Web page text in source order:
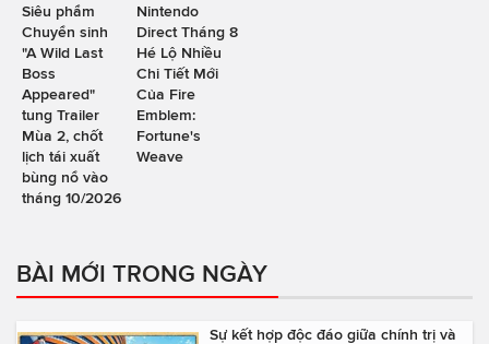
Siêu phẩm
Chuyển sinh
"A Wild Last
Boss
Appeared"
tung Trailer
Mùa 2, chốt
lịch tái xuất
bùng nổ vào
tháng 10/2026
Nintendo
Direct Tháng 8
Hé Lộ Nhiều
Chi Tiết Mới
Của Fire
Emblem:
Fortune's
Weave
BÀI MỚI TRONG NGÀY
Sự kết hợp độc đáo giữa chính trị và